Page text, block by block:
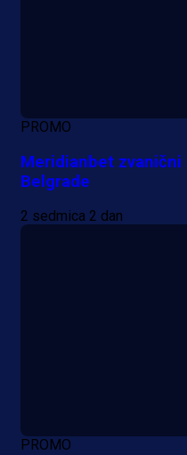
PROMO
Meridianbet zvanični
Belgrade
2 sedmica 2 dan
PROMO